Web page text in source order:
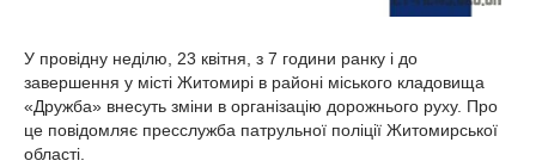
У провідну неділю, 23 квітня, з 7 години ранку і до
завершення у місті Житомирі в районі міського кладовища
«Дружба» внесуть зміни в організацію дорожнього руху. Про
це повідомляє пресслужба патрульної поліції Житомирської
області.